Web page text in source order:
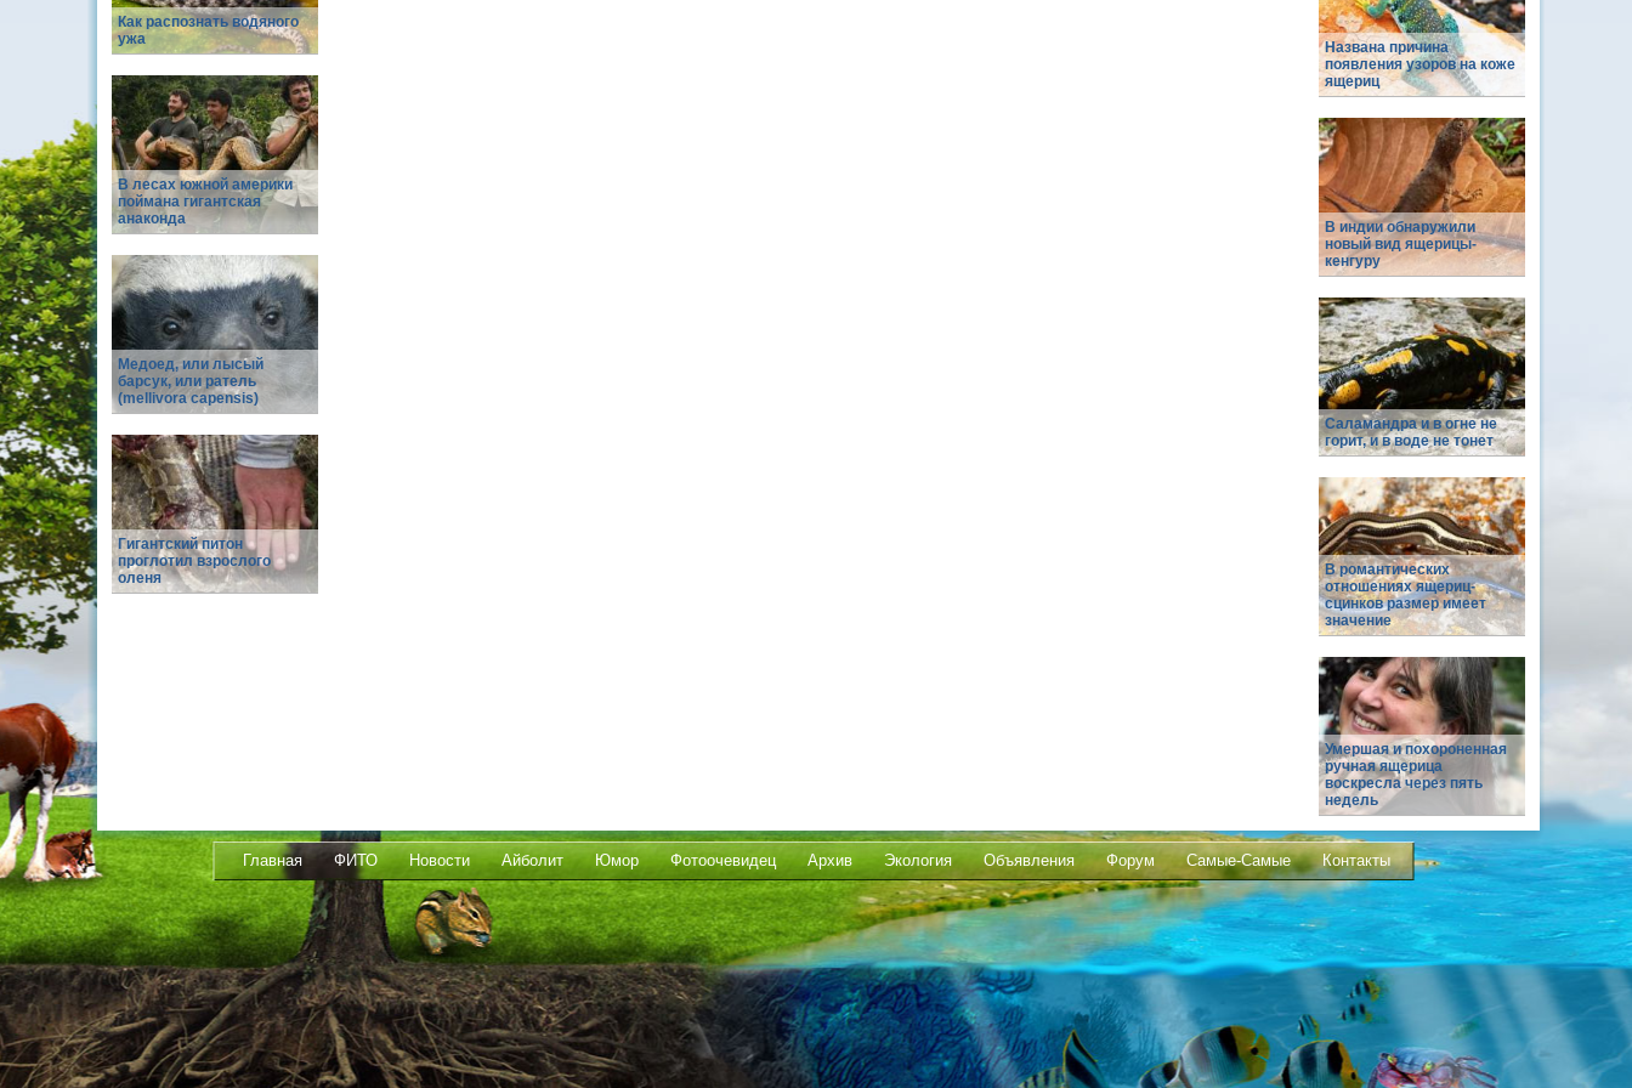
Как распознать водяного
ужа
В лесах южной америки
поймана гигантская
анаконда
Медоед, или лысый
барсук, или ратель
(mellivora capensis)
Гигантский питон
проглотил взрослого
оленя
Названа причина
появления узоров на коже
ящериц
В индии обнаружили
новый вид ящерицы-
кенгуру
Саламандра и в огне не
горит, и в воде не тонет
В романтических
отношениях ящериц-
сцинков размер имеет
значение
Умершая и похороненная
ручная ящерица
воскресла через пять
недель
Главная ФИТО Новости Айболит Юмор Фотоочевидец Архив Экология Объявления Форум Самые-Самые Контакты